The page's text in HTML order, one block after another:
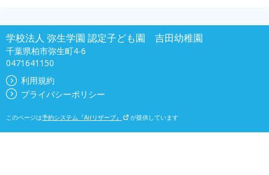
学校法人 弥生学園 認定子ども園 吉田幼稚園
千葉県柏市弥生町4-6
0471641150
利用規約
プライバシーポリシー
このページは予約システム『Airリザーブ』 が提供しています